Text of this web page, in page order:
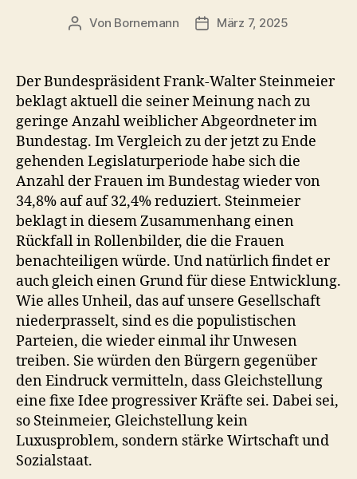
Beitragsautor
Von Bornemann Veröffentlichungsdatum
März 7, 2025
Der Bundespräsident Frank-Walter Steinmeier
beklagt aktuell die seiner Meinung nach zu
geringe Anzahl weiblicher Abgeordneter im
Bundestag. Im Vergleich zu der jetzt zu Ende
gehenden Legislaturperiode habe sich die
Anzahl der Frauen im Bundestag wieder von
34,8% auf auf 32,4% reduziert. Steinmeier
beklagt in diesem Zusammenhang einen
Rückfall in Rollenbilder, die die Frauen
benachteiligen würde. Und natürlich findet er
auch gleich einen Grund für diese Entwicklung.
Wie alles Unheil, das auf unsere Gesellschaft
niederprasselt, sind es die populistischen
Parteien, die wieder einmal ihr Unwesen
treiben. Sie würden den Bürgern gegenüber
den Eindruck vermitteln, dass Gleichstellung
eine fixe Idee progressiver Kräfte sei. Dabei sei,
so Steinmeier, Gleichstellung kein
Luxusproblem, sondern stärke Wirtschaft und
Sozialstaat.